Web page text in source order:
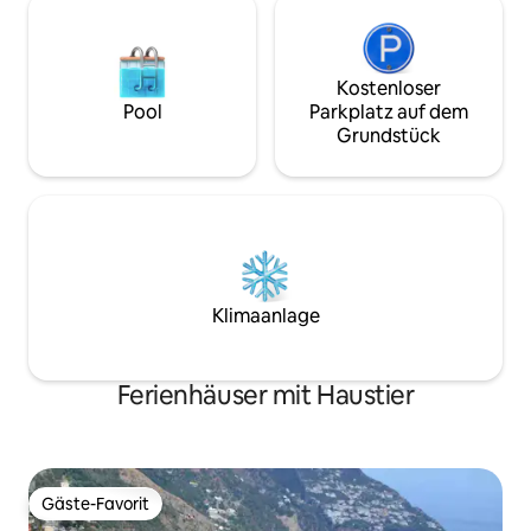
einer schönen Küche ausgestattet, die
in einem Möbelstück enthalten ist, so
dass es einem Schrank ähnelt, wenn die
oberen Türen geschlossen sind, mit
einem 4-Flammen-Induktionskochfeld,
Speisen schneller und effizienter zu
Kühlschrank im Stil der 50er Jahre. Die
Begegnung zwischen Himmel und Meer,
kombiniert mit den anderen typischen
Farben unserer Gegend, wird Sie
eindrucksvollsten Ecken der Welt
erleben lassen!
Pool
Kostenloser
Parkplatz auf dem
Grundstück
Klimaanlage
Ferienhäuser mit Haustier
Gäste-Favorit
Gäste-Favorit